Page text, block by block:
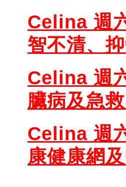
Celina 週
智不清、
Celina 週
臟病及急
Celina 週
康健康網及